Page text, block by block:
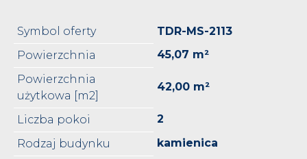
Symbol oferty
TDR-MS-2113
Powierzchnia
45,07 m²
Powierzchnia
użytkowa [m2]
42,00 m²
Liczba pokoi
2
Rodzaj budynku
kamienica